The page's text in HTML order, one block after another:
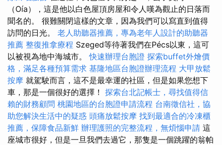
（Oía），這是他以白色屋頂房屋和令人嘆為觀止的日落而
聞名的。 很難關閉這樣的文章，因為我們可以寫直到值得
訪問的日光。 老人助聽器推薦，專為老年人設計的助聽器
推薦 整復推拿療程 Szeged等待著我們在Pécs以東，這可
以被視為地中海城市。快速辦理台胞證 探索buffet外燴價
格，滿足各種預算需求 基隆地區台胞證辦理流程 大甲放鬆
按摩 就駕駛而言，這不是最幸運的社區，但是如果您想下
車，那是一個很好的選擇！ 探索台北記帳士，尋找值得信
賴的財務顧問 桃園地區的台胞證申請流程 台南徵信社，協
助您解決生活中的疑惑 頭痛放鬆按摩 找到最適合的冷凍櫃
推薦，保障食品新鮮 辦理護照的完整流程，無煩惱申請 這
座城市很好，但是一旦我們去過它，那隻是一個跳躍的翁帕